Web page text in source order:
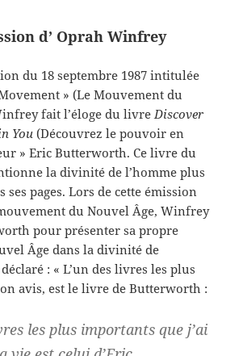
d’ Oprah Winfrey
du 18 septembre 1987 intitulée
» (Le Mouvement du
fait l’éloge du livreDiscover
You (Découvrez le pouvoir en
» Eric Butterworth. Ce livre du
la divinité de l’homme plus
ses pages. Lors de cette émission
du Nouvel Âge, Winfrey
pour présenter sa propre
Âge dans la divinité de
: « L’un des livres les plus
avis, est le livre de Butterworth :
les plus importants que j’ai